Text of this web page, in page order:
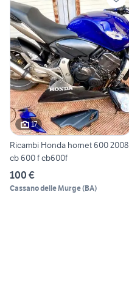
17
Ricambi Honda hornet 600 2008
cb 600 f cb600f
100 €
Cassano delle Murge(BA)